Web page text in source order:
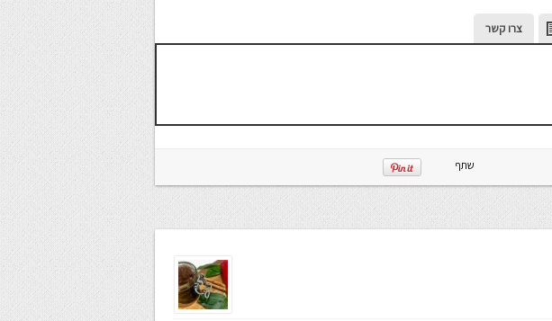
צרו קשר
שתף